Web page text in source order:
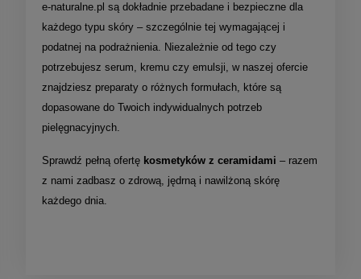
e-naturalne.pl są dokładnie przebadane i bezpieczne dla
każdego typu skóry – szczególnie tej wymagającej i
podatnej na podrażnienia. Niezależnie od tego czy
potrzebujesz serum, kremu czy emulsji, w naszej ofercie
znajdziesz preparaty o różnych formułach, które są
dopasowane do Twoich indywidualnych potrzeb
pielęgnacyjnych.
Sprawdź pełną ofertę kosmetyków z ceramidami – razem
z nami zadbasz o zdrową, jędrną i nawilżoną skórę
każdego dnia.